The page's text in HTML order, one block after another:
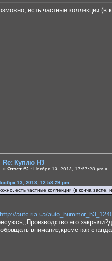
есть частные коллекции (в
Re: Куплю H3
« Ответ #2 : Ноября 13, 2013, 17:57:28 pm »
13, 2013, 12:58:29 pm
есть частные коллекции (в конча
http://auto.ria.ua/
его
внимание,кроме как